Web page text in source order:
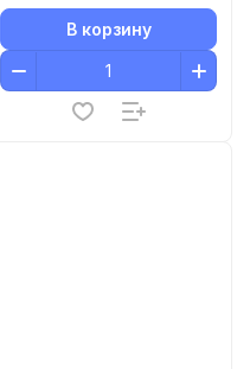
В корзину